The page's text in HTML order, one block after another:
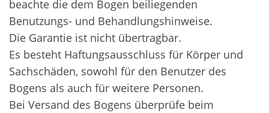
beachte die dem Bogen beiliegenden
Benutzungs- und Behandlungshinweise.
Die Garantie ist nicht übertragbar.
Es besteht Haftungsausschluss für Körper und
Sachschäden, sowohl für den Benutzer des
Bogens als auch für weitere Personen.
Bei Versand des Bogens überprüfe beim